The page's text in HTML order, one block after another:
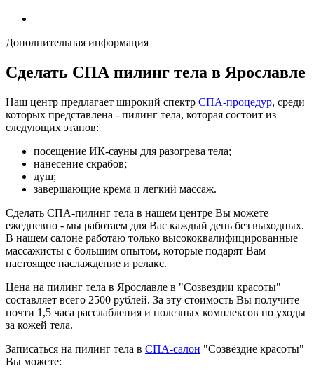
Дополнительная информация
Сделать СПА пилинг тела в Ярославле
Наш центр предлагает широкий спектр СПА-процедур, среди
которых представлена - пилинг тела, которая состоит из
следующих этапов:
посещение ИК-сауны для разогрева тела;
нанесение скрабов;
душ;
завершающие крема и легкий массаж.
Сделать СПА-пилинг тела в нашем центре Вы можете
ежедневно - мы работаем для Вас каждый день без выходных.
В нашем салоне работаю только высококвалифицированные
массажисты с большим опытом, которые подарят Вам
настоящее наслаждение и релакс.
Цена на пилинг тела в Ярославле в "Созвездии красоты"
составляет всего 2500 рублей. За эту стоимость Вы получите
почти 1,5 часа расслабления и полезных комплексов по уходы
за кожей тела.
Записаться на пилинг тела в СПА-салон "Созвездие красоты"
Вы можете: